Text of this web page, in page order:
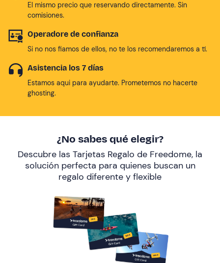
El mismo precio que reservando directamente. Sin
comisiones.
Operadore de confianza
Si no nos fiamos de ellos, no te los recomendaremos a tí.
Asistencia los 7 días
Estamos aqui para ayudarte. Prometemos no hacerte
ghosting.
¿No sabes qué elegir?
Descubre las Tarjetas Regalo de Freedome, la
solución perfecta para quienes buscan un
regalo diferente y flexible